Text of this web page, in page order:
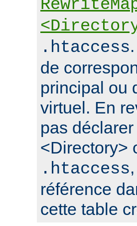
.htaccess
de
principal ou
virtuel. En
pas
<Directory>
.htaccess
référence
cette table